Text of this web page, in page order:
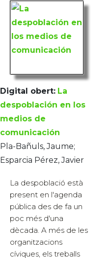
Digital obert: La
despoblación en los
medios de
comunicación
Pla-Bañuls, Jaume;
Esparcia Pérez, Javier
La despoblació està
present en l'agenda
pública des de fa un
poc més d'una
dècada. A més de les
organitzacions
cíviques, els treballs